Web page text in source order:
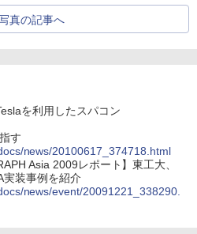
真の記事へ
を利用したスパコン
す
news/20100617_374718.html
Asia 2009レポート】東工大、
実装事例を紹介
news/event/20091221_338290.